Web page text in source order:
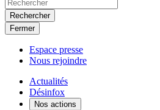
Rechercher
Fermer
Espace presse
Nous rejoindre
Actualités
Désinfox
Nos actions